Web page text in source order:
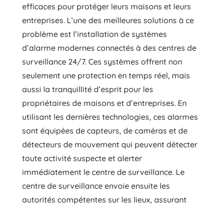
efficaces pour protéger leurs maisons et leurs
entreprises. L’une des meilleures solutions à ce
problème est l’installation de systèmes
d’alarme modernes connectés à des centres de
surveillance 24/7. Ces systèmes offrent non
seulement une protection en temps réel, mais
aussi la tranquillité d’esprit pour les
propriétaires de maisons et d’entreprises. En
utilisant les dernières technologies, ces alarmes
sont équipées de capteurs, de caméras et de
détecteurs de mouvement qui peuvent détecter
toute activité suspecte et alerter
immédiatement le centre de surveillance. Le
centre de surveillance envoie ensuite les
autorités compétentes sur les lieux, assurant